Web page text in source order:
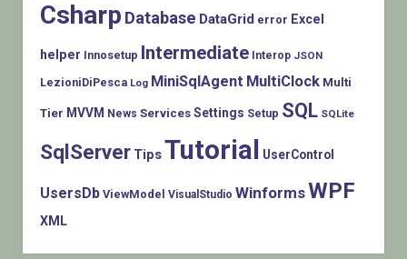
Csharp Database DataGrid error Excel
helper Innosetup Intermediate Interop JSON
LezioniDiPesca Log MiniSqlAgent MultiClock Multi
Tier MVVM News Services Settings Setup SQL SQLite
SqlServer TipsTutorial UserControl
UsersDb ViewModel VisualStudio WinformsWPF
XML